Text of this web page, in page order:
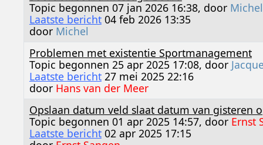
Topic begonnen 07 jan 2026 16:38, door Michel
Laatste bericht04 feb 2026 13:35
door Michel
Problemen met existentie Sportmanagement
Topic begonnen 25 apr 2025 17:08, door
Laatste bericht27 mei 2025 22:16
door Hans van der Meer
Opslaan datum veld slaat datum van gisteren
Topic begonnen 01 apr 2025 14:57, door Ernst
Laatste bericht02 apr 2025 17:15